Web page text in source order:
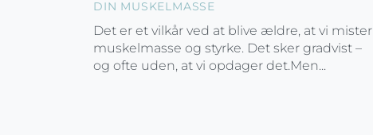
DIN MUSKELMASSE
Det er et vilkår ved at blive ældre, at vi mister
muskelmasse og styrke. Det sker gradvist –
og ofte uden, at vi opdager det.Men...